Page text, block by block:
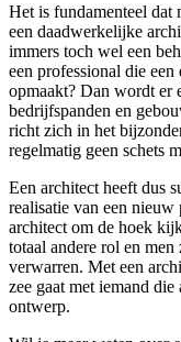
Het is fundamenteel dat
een daadwerkelijke
immers toch wel een
een professional die
opmaakt? Dan wordt er
bedrijfspanden en
richt zich in het
regelmatig geen schets
Een architect heeft dus
realisatie van een
architect om de hoek
totaal andere rol en men
verwarren. Met een
zee gaat met iemand
ontwerp.